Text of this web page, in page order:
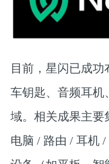
目前，星闪已成功
车钥匙、音频耳机
域。相关成果主要
电脑 / 路由 / 耳机